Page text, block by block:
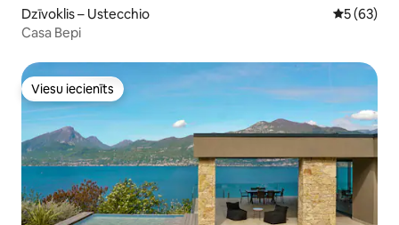
Dzīvoklis – Ustecchio Vidējais
5 (63)
Casa Bepi
Viesu iecienīts
Viesu iecienīts